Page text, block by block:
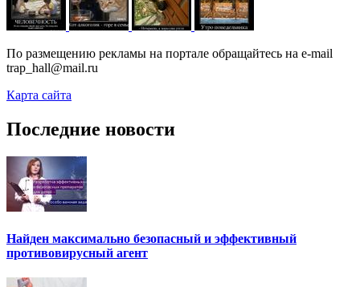
По размещению рекламы на портале обращайтесь на e-mail
trap_hall@mail.ru
Карта сайта
Последние новости
Найден максимально безопасный и эффективный
противовирусный агент